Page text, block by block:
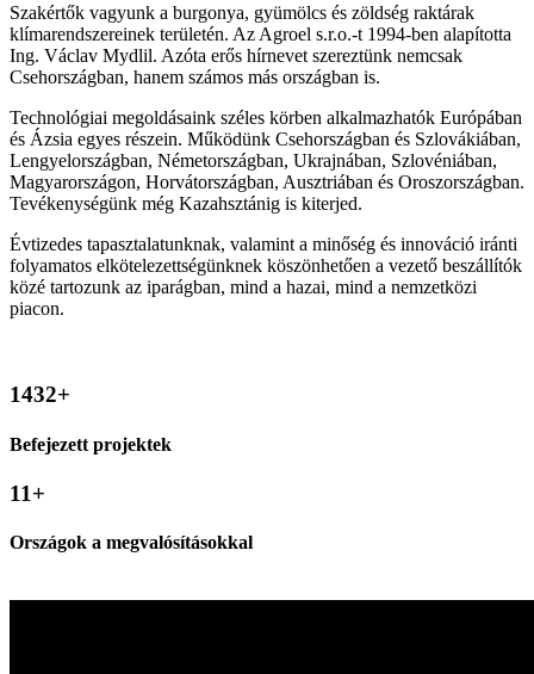
Szakértők vagyunk a burgonya, gyümölcs és zöldség raktárak
klímarendszereinek területén. Az Agroel s.r.o.-t 1994-ben alapította
Ing. Václav Mydlil. Azóta erős hírnevet szereztünk nemcsak
Csehországban, hanem számos más országban is.
Technológiai megoldásaink széles körben alkalmazhatók Európában
és Ázsia egyes részein. Működünk Csehországban és Szlovákiában,
Lengyelországban, Németországban, Ukrajnában, Szlovéniában,
Magyarországon, Horvátországban, Ausztriában és Oroszországban.
Tevékenységünk még Kazahsztánig is kiterjed.
Évtizedes tapasztalatunknak, valamint a minőség és innováció iránti
folyamatos elkötelezettségünknek köszönhetően a vezető beszállítók
közé tartozunk az iparágban, mind a hazai, mind a nemzetközi
piacon.
1432+
Befejezett projektek
11+
Országok a megvalósításokkal